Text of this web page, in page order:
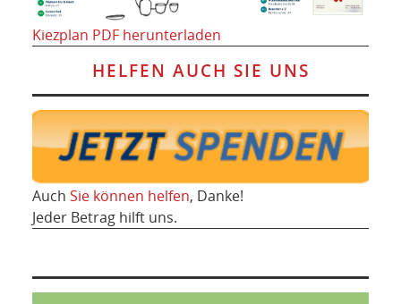
Kiezplan PDF herunterladen
HELFEN AUCH SIE UNS
Auch Sie können helfen, Danke!
Jeder Betrag hilft uns.